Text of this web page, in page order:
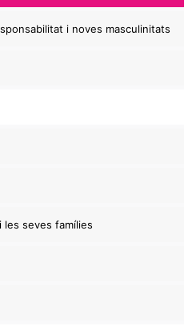
i noves masculinitats
les seves famílies